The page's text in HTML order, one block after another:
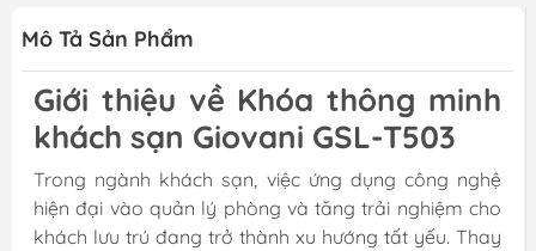
Mô Tả Sản Phẩm
Giới thiệu về Khóa thông minh
khách sạn Giovani GSL-T503
Trong ngành khách sạn, việc ứng dụng công nghệ
hiện đại vào quản lý phòng và tăng trải nghiệm cho
khách lưu trú đang trở thành xu hướng tất yếu. Thay